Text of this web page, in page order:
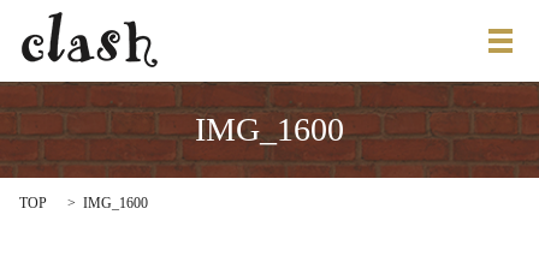
メ
IMG_1600
TOP IMG_1600